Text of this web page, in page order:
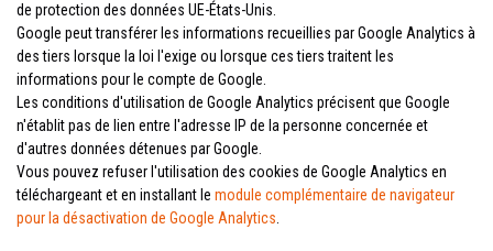
de protection des données UE-États-Unis.
Google peut transférer les informations recueillies par Google Analytics à
des tiers lorsque la loi l'exige ou lorsque ces tiers traitent les
informations pour le compte de Google.
Les conditions d'utilisation de Google Analytics précisent que Google
n'établit pas de lien entre l'adresse IP de la personne concernée et
d'autres données détenues par Google.
Vous pouvez refuser l'utilisation des cookies de Google Analytics en
téléchargeant et en installant le module complémentaire de navigateur
pour la désactivation de Google Analytics